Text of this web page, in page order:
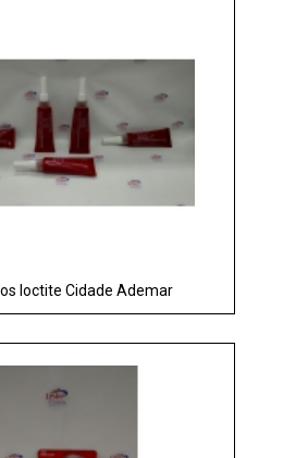
loctite Cidade Ademar